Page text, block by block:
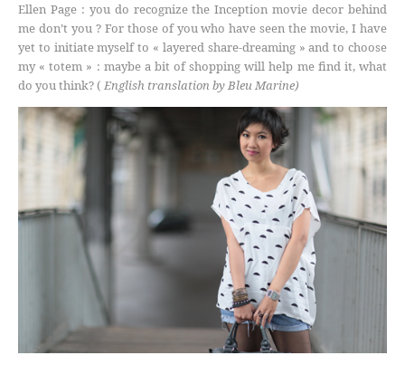
Ellen Page : you do recognize the Inception movie decor behind
me don’t you ? For those of you who have seen the movie, I have
yet to initiate myself to « layered share-dreaming » and to choose
my « totem » : maybe a bit of shopping will help me find it, what
do you think? ( English translation by Bleu Marine)